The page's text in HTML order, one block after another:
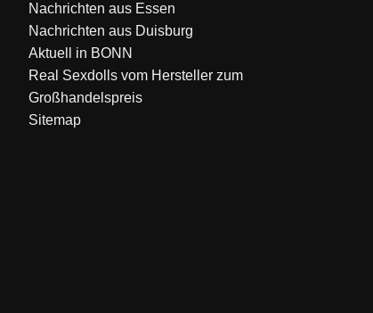
Nachrichten aus Essen
Nachrichten aus Duisburg
Aktuell in BONN
Real Sexdolls vom Hersteller zum
Großhandelspreis
Sitemap